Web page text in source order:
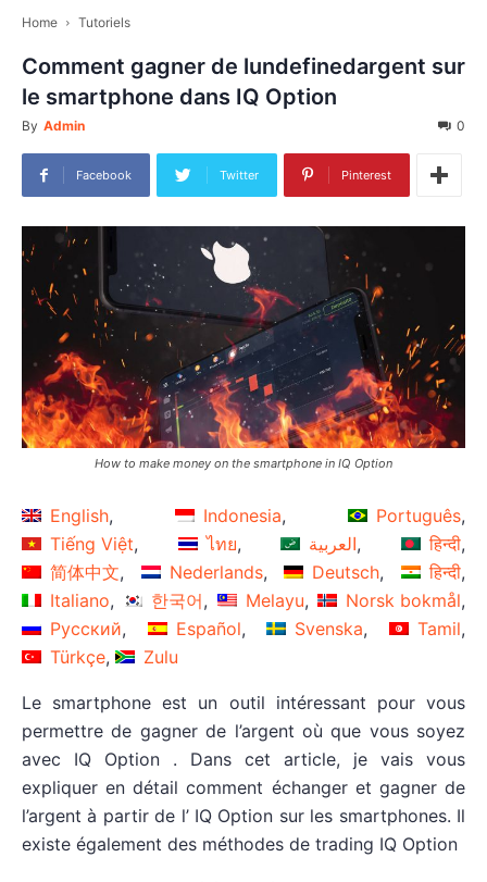
Home Tutoriels
Comment gagner de lundefinedargent sur
le smartphone dans IQ Option
By Admin 0
Facebook Twitter Pinterest
How to make money on the smartphone in IQ Option
English Indonesia
Português
Tiếng Việt
ไทย العربية
हिन्दी
简体中文
Nederlands Deutsch
हिन्दी
Italiano
한국어 Melayu
Norsk bokmål
Русский
Español Svenska
Tamil
Türkçe
Zulu
Le smartphone est un outil intéressant pour vous
permettre de gagner de l’argent où que vous soyez
avec IQ Option . Dans cet article, je vais vous
expliquer en détail comment échanger et gagner de
l’argent à partir de l’ IQ Option sur les smartphones. Il
existe également des méthodes de trading IQ Option